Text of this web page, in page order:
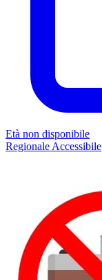
Età non disponibile
Regionale Accessibile